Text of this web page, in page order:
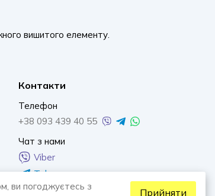
вишитого елементу.
Контакти
Телефон
+38 093 439 40 55
Чат з нами
Viber
Telegram
Whatsapp
ви погоджуєтесь з
Прийняти